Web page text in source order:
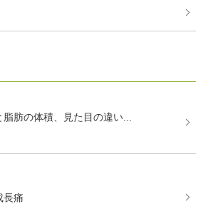
脂肪の体積、見た目の違い...
長痛